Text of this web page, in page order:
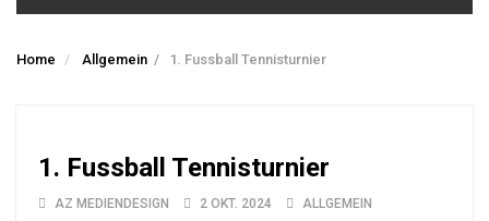
navigation
Home Allgemein / 1. Fussball Tennisturnier
1. Fussball Tennisturnier
AZ MEDIENDESIGN 2 OKT. 2024 ALLGEMEIN